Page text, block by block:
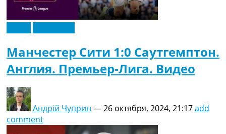
Манчестер Сити 1:0 Саутгемптон.
Англия. Премьер-Лига. Видео
Андрій Чуприн —26 октября, 2024, 21:17add
comment